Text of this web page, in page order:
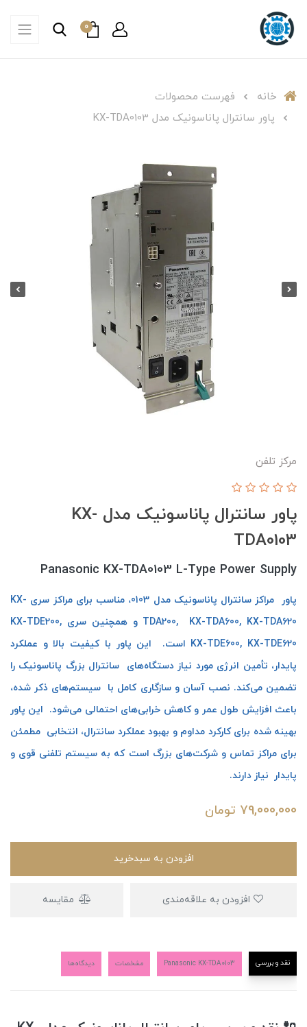
0
خانه
فهرست محصولات
پاور سانترال پاناسونیک مدل KX-TDA0103
مرکز تلفن
پاور سانترال پاناسونیک مدل KX-
TDA0103
Panasonic KX-TDA0103 L-Type Power Supply
پاور مراکز سانترال پاناسونیک مدل 0103، مناسب برای مراکز سری KX-
TDA200, KX-TDA600, KX-TDA620 و همچنین سری KX-TDE200,
KX-TDE600, KX-TDE620 است. این پاور با کیفیت بالا و عملکرد
پایدار، تأمین انرژی مورد نیاز دستگاه‌های سانترال بزرگ پاناسونیک را
تضمین می‌کند. نصب آسان و سازگاری کامل با سیستم‌های ذکر شده،
باعث افزایش طول عمر و کاهش خرابی‌های احتمالی می‌شود. این پاور
بهینه شده برای کارکرد مداوم و بهبود عملکرد سانترال، انتخابی مطمئن
برای مراکز تماس و شرکت‌های بزرگ است که به سیستم تلفنی قوی و
پایدار نیاز دارند.
79,000,000 تومان
افزودن به سبدخرید
مقایسه
نقد و بررسی Panasonic KX-TDA0103 مشخصات دیدگاه‌ها